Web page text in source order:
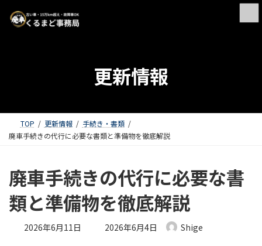
更新情報
TOP 更新情報
手続き・書類
廃車手続きの代行に必要な書類と準備物を徹底解説
廃車手続きの代行に必要な書
類と準備物を徹底解説
2026年6月11日 最終更新日時 :
2026年6月4日 Shige